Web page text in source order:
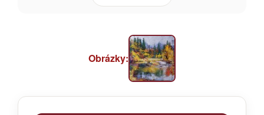
Obrázky: